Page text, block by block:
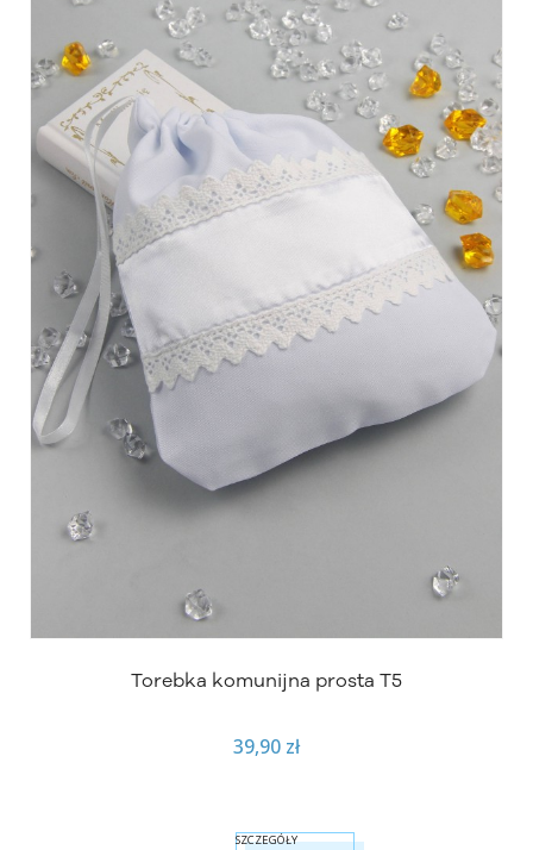
Torebka komunijna prosta T5
39,90 zł
SZCZEGÓŁY